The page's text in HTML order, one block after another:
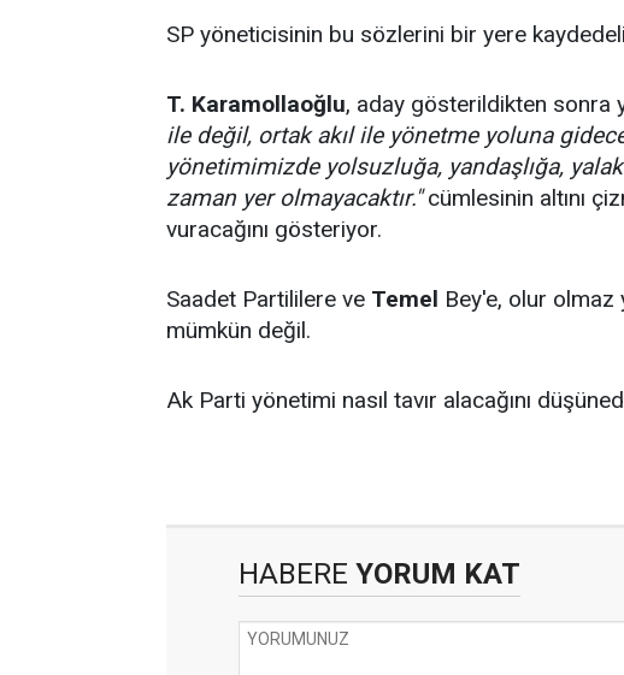
SP yöneticisinin bu sözlerini bir yere
T. Karamollaoğlu, aday gösterildikten sonra
ile değil, ortak akıl ile yönetme yoluna
yönetimimizde yolsuzluğa, yandaşlığa,
zaman yer olmayacaktır."cümlesinin altını
vuracağını gösteriyor.
Saadet Partililere ve Temel Bey'e, olur olmaz
mümkün değil.
Ak Parti yönetimi nasıl tavır alacağını
HABERE YORUM KAT